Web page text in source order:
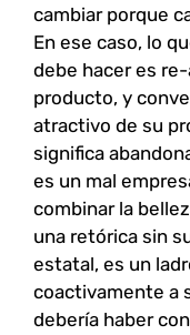
cambiar porque
En ese caso, lo
debe hacer es
producto, y
atractivo de su
significa
es un mal
combinar la
una retórica sin
estatal, es un
coactivamente a
debería haber